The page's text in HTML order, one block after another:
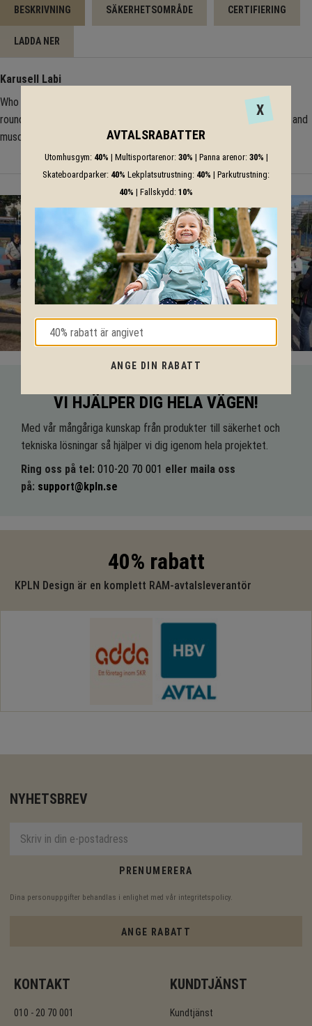
BESKRIVNING SÄKERHETSOMRÅDE CERTIFIERING
LADDA NER
Karusell Labi
Who has the strength to spin themselves high in the air on the
roundabout? Athletics really come into play here, because balance and
musculature are trained simultaneously while having tons of fun.
VI HJÄLPER DIG HELA VÄGEN!
Med vår mångåriga kunskap från produkter till säkerhet och
tekniska lösningar så hjälper vi dig igenom hela projektet.
Ring oss på tel: 010-20 70 001 eller maila oss
på: support@kpln.se
40% rabatt
KPLN Design är en komplett RAM-avtalsleverantör
NYHETSBREV
PRENUMERERA
Dina personuppgifter behandlas i enlighet med vår integritetspolicy
ANGE RABATT
KONTAKT
010 - 20 70 001
KUNDTJÄNST
Kundtjänst
X
AVTALSRABATTER
Utomhusgym: 40% | Multisportarenor: 30% | Panna arenor: 30% |
Skateboardparker: 40% Lekplatsutrustning: 40% | Parkutrustning:
40% | Fallskydd: 10%
ANGE DIN RABATT